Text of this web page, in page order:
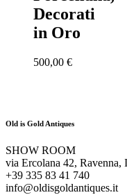
Decorati
in Oro
500,00 €
Old is Gold Antiques
SHOW ROOM
via Ercolana 42, Ravenna,
+39 335 83 41 740
info@oldisgoldantiques.it